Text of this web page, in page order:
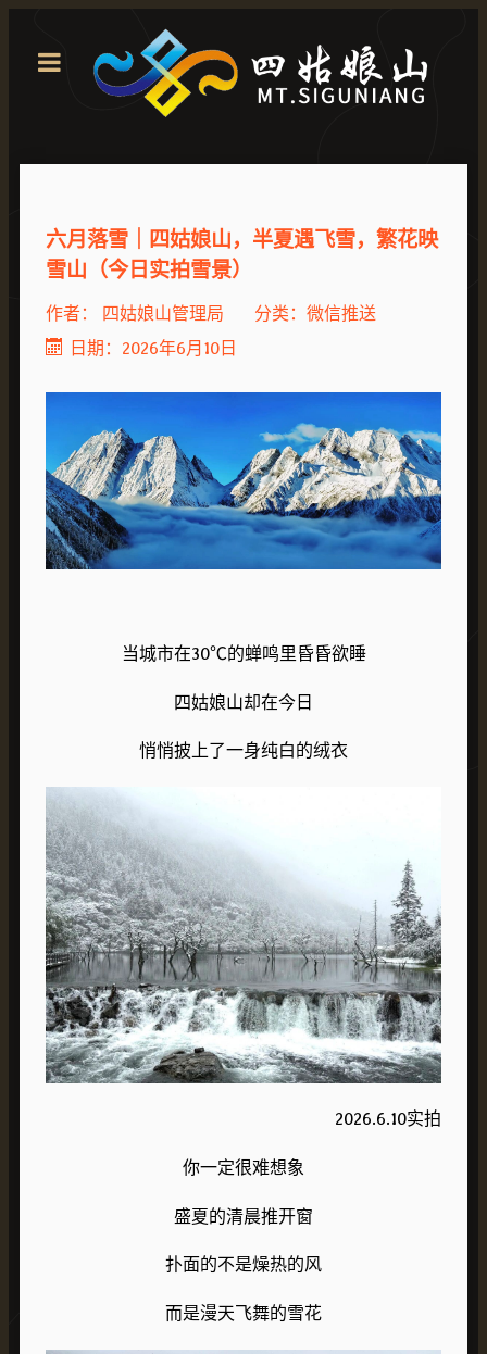
六月落雪｜四姑娘山，半夏遇飞雪，繁花映
雪山（今日实拍雪景）
作者： 四姑娘山管理局 分类： 微信推送
日期：2026年6月10日
当城市在30℃的蝉鸣里昏昏欲睡
四姑娘山却在今日
悄悄披上了一身纯白的绒衣
2026.6.10实拍
你一定很难想象
盛夏的清晨推开窗
扑面的不是燥热的风
而是漫天飞舞的雪花